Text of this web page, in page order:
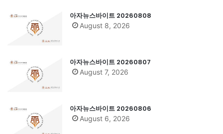
아자뉴스바이트 20260808
August 8, 2026
아자뉴스바이트 20260807
August 7, 2026
아자뉴스바이트 20260806
August 6, 2026